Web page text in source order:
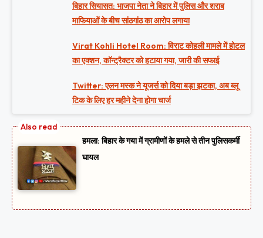
बिहार सियासत: भाजपा नेता ने बिहार में पुलिस और शराब
माफियाओं के बीच सांठगांठ का आरोप लगाया
Virat Kohli Hotel Room: विराट कोहली मामले में होटल
का एक्शन, कॉन्ट्रैक्टर को हटाया गया, जारी की सफाई
Twitter: एलन मस्क ने यूजर्स को दिया बड़ा झटका, अब ब्लू
टिक के लिए हर महीने देना होगा चार्ज
हमला: बिहार के गया में ग्रामीणों के हमले से तीन पुलिसकर्मी
घायल